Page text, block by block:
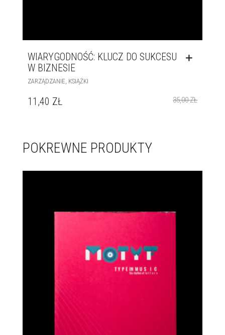
WIARYGODNOŚĆ: KLUCZ DO SUKCESU
W BIZNESIE
ZARZĄDZANIE KSIĄŻKI
35,00ZŁ
11,40 ZŁ
POKREWNE PRODUKTY